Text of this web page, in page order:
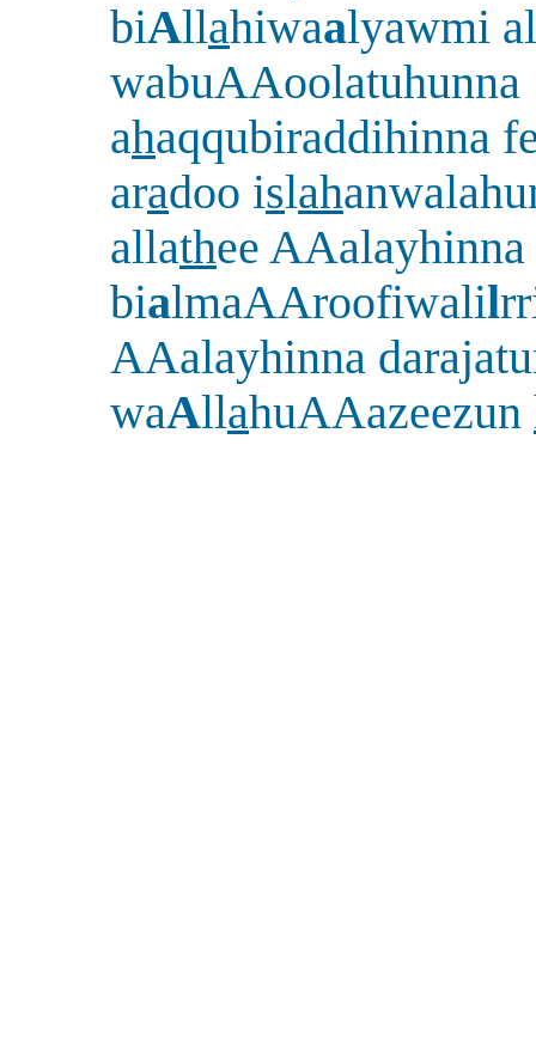
biAllahiwaalyawmi
wabuAAoolatuhunna
ahaqqubiraddihinna
aradoo islah
allathee AAalayhinna
bialmaAAroofiwalil
AAalayhinna
waAllahuAAazeezun